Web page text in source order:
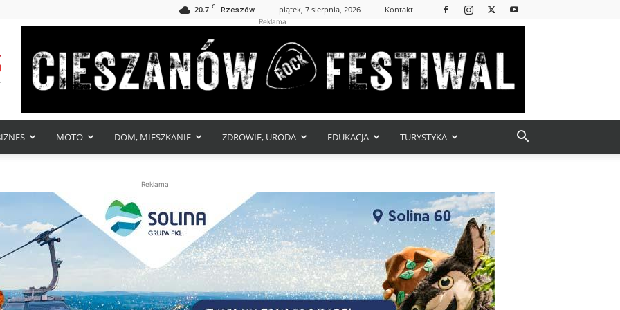
20.7 C Rzeszów piątek, 7 sierpnia, 2026 Kontakt
Reklama
MOTO DOM, MIESZKANIE ZDROWIE, URODA EDUKACJA TURYSTYKA
Reklama